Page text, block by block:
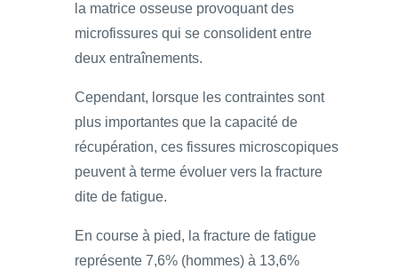
la matrice osseuse provoquant des
microfissures qui se consolident entre
deux entraînements.
Cependant, lorsque les contraintes sont
plus importantes que la capacité de
récupération, ces fissures microscopiques
peuvent à terme évoluer vers la fracture
dite de fatigue.
En course à pied, la fracture de fatigue
représente 7,6% (hommes) à 13,6%